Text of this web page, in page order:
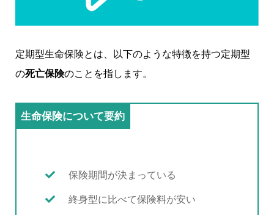
定期型生命保険とは、以下のような特徴を持つ定期型
の死亡保険のことを指します。
生命保険について要約
保険期間が決まっている
終身型に比べて保険料が安い